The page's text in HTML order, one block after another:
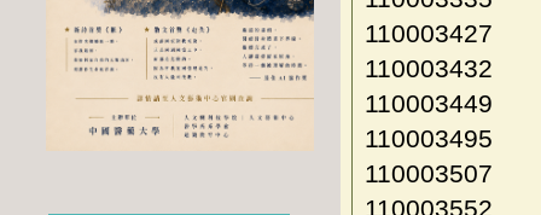
110003427
110003432
110003449
110003495
110003507
110003552